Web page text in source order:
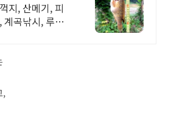
지, 산메기, 피
계곡낚시, 루어
,